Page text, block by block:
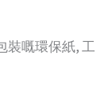
裝嘅環保紙, 工